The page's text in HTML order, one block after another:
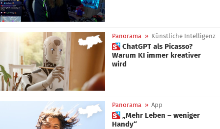
Panorama » Künstliche Intelligenz
 ChatGPT als Picasso?
Warum KI immer kreativer
wird
Panorama » App
 „Mehr Leben – weniger
Handy“